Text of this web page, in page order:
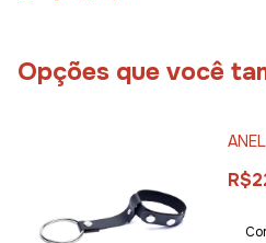
Opções que você